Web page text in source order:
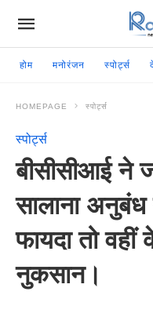
होम मनोरंजन स्पोर्ट्स
HOMEPAGE स्पोर्ट्स
स्पोर्ट्स
बीसीसीआई ने
सालाना
फायदा तो
नुकसान।